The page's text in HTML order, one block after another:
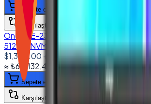
Sepete ekle
Karşılaştır
Onega E-2380 23.8'' All in One PC I7
512GB NVMe SSD Wi-Fi (Klavye &
$1,340.00 + KDV
≈₺64.132,40 + KDV(%20)
Sepete ekle
Karşılaştır